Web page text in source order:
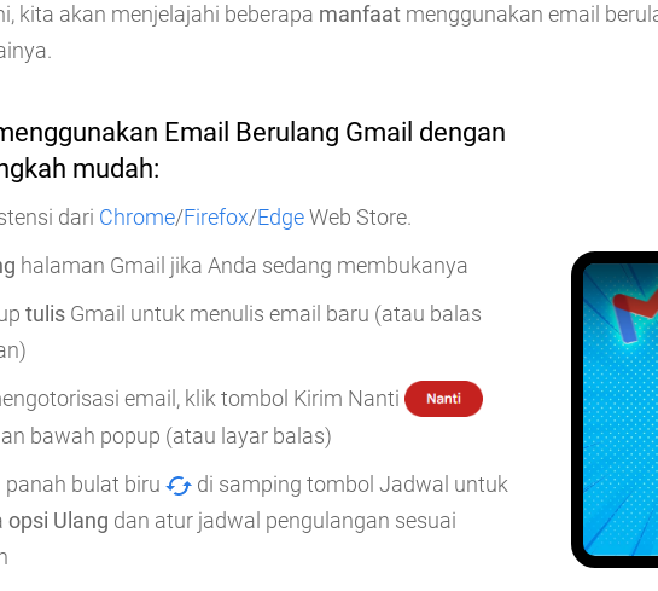
kita akan menjelajahi beberapa manfaat menggunakan email
Email Berulang Gmail dengan
mudah:
dari Chrome/Firefox/EdgeWeb Store.
halaman Gmail jika Anda sedang membukanya
tulis Gmail untuk menulis email baru (atau balas
email, klik tombol Kirim Nanti
bawah popup (atau layar balas)
panah bulat biru
di samping tombol Jadwal untuk
opsi Ulang dan atur jadwal pengulangan sesuai